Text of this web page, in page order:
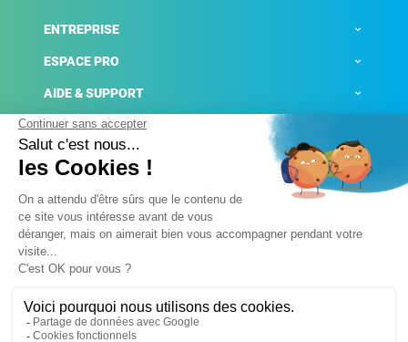
ENTREPRISE
ESPACE PRO
AIDE & SUPPORT
ACTUALITÉS
Mentions légales
Conditions générales de ventes